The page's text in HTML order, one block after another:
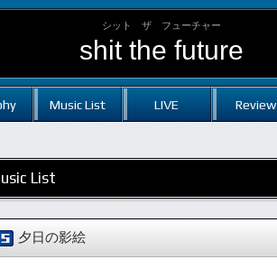
シット ザ フューチャー
shit the future
Music List LIVE Review
List
夕日の影絵